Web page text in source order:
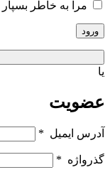
مرا به خاطر بسپار
ورود
یا
عضویت
آدرس ایمیل *
گذرواژه *